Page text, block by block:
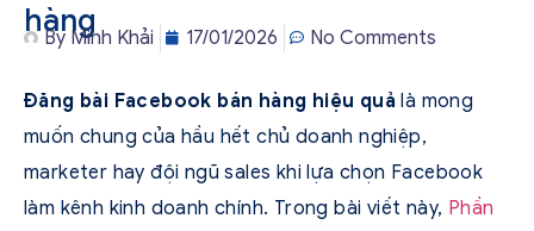
hàng
By Minh Khải 17/01/2026 No Comments
Đăng bài Facebook bán hàng hiệu quả là mong
muốn chung của hầu hết chủ doanh nghiệp,
marketer hay đội ngũ sales khi lựa chọn Facebook
làm kênh kinh doanh chính. Trong bài viết này, Phần